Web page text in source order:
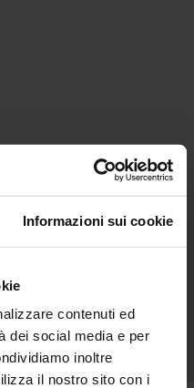
Informazioni sui cookie
contenuti ed
dei social media e per
inoltre
il nostro sito con i